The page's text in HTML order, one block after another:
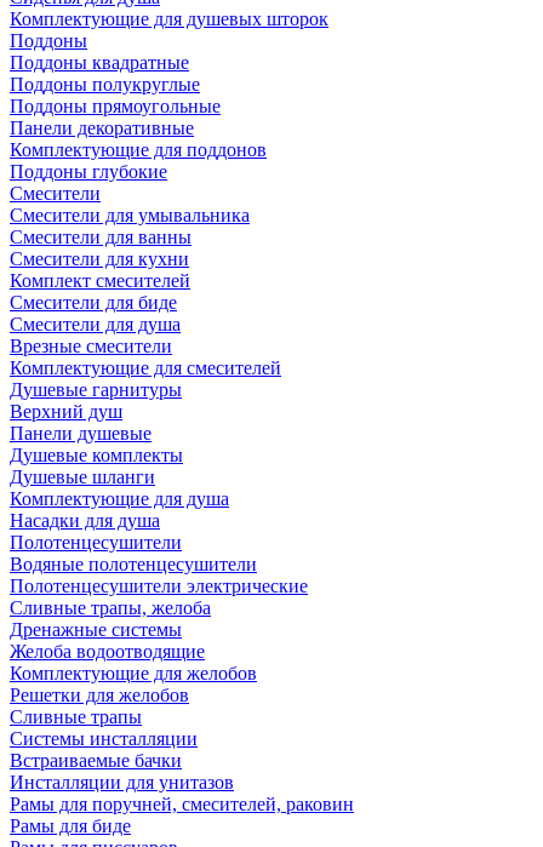
Комплектующие для душевых шторок
Поддоны
Поддоны квадратные
Поддоны полукруглые
Поддоны прямоугольные
Панели декоративные
Комплектующие для поддонов
Поддоны глубокие
Смесители
Смесители для умывальника
Смесители для ванны
Смесители для кухни
Комплект смесителей
Смесители для биде
Смесители для душа
Врезные смесители
Комплектующие для смесителей
Душевые гарнитуры
Верхний душ
Панели душевые
Душевые комплекты
Душевые шланги
Комплектующие для душа
Насадки для душа
Полотенцесушители
Водяные полотенцесушители
Полотенцесушители электрические
Сливные трапы, желоба
Дренажные системы
Желоба водоотводящие
Комплектующие для желобов
Решетки для желобов
Сливные трапы
Системы инсталляции
Встраиваемые бачки
Инсталляции для унитазов
Рамы для поручней, смесителей, раковин
Рамы для биде